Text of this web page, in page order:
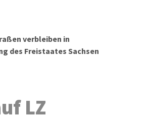
verbleiben in
des Freistaates Sachsen
LZ